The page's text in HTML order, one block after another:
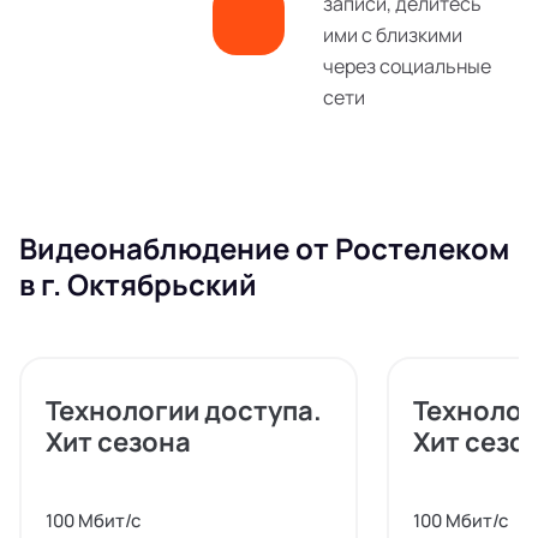
ими с близкими
через социальные
сети
Видеонаблюдение от Ростелеком
в г. Октябрьский
Технологии доступа.
Хит сезона
100 Мбит/с
Хит
100 Мбит/с